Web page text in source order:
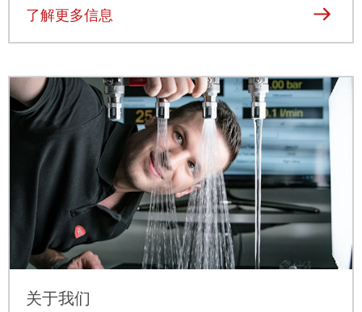
了解更多信息
关于我们